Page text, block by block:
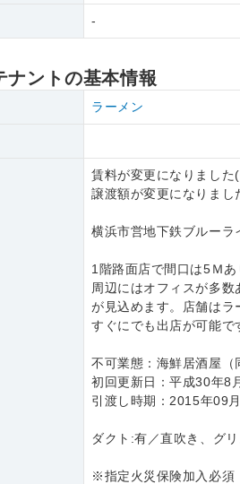
-
ナントの基本情報
ラーメン
賃料が変更になりまし
譲渡額が変更になりま
横浜市営地下鉄ブルーラ
1階路面店で間口は5Ｍあ
周辺にはオフィスが多
が見込めます。店舗は
すぐにでも出店が可能で
不可業態：海鮮居酒屋（
初回更新日：平成30年8
引渡し時期：2015年09
ダクト:有／直吹き、グ
※指定火災保険加入必須